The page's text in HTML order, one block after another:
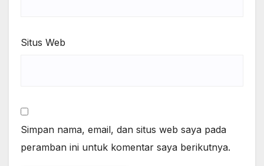
Situs Web
Simpan nama, email, dan situs web saya pada
peramban ini untuk komentar saya berikutnya.